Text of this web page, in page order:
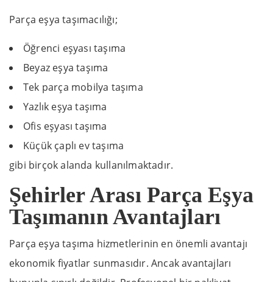
Parça eşya taşımacılığı;
Öğrenci eşyası taşıma
Beyaz eşya taşıma
Tek parça mobilya taşıma
Yazlık eşya taşıma
Ofis eşyası taşıma
Küçük çaplı ev taşıma
gibi birçok alanda kullanılmaktadır.
Şehirler Arası Parça Eşya
Taşımanın Avantajları
Parça eşya taşıma hizmetlerinin en önemli avantajı
ekonomik fiyatlar sunmasıdır. Ancak avantajları